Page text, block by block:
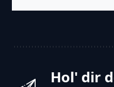
Hol' dir